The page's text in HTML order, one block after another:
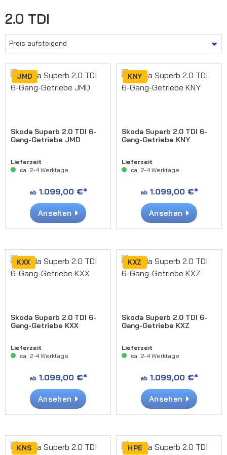
2.0 TDI
JMD
Skoda Superb 2.0 TDI 6-
Gang-Getriebe JMD
Lieferzeit
ca. 2-4 Werktage
ab1.099,00 €*
Ansehen
KNY
Skoda Superb 2.0 TDI 6-
Gang-Getriebe KNY
Lieferzeit
ca. 2-4 Werktage
ab1.099,00 €*
Ansehen
KXX
Skoda Superb 2.0 TDI 6-
Gang-Getriebe KXX
Lieferzeit
ca. 2-4 Werktage
ab1.099,00 €*
Ansehen
KXZ
Skoda Superb 2.0 TDI 6-
Gang-Getriebe KXZ
Lieferzeit
ca. 2-4 Werktage
ab1.099,00 €*
Ansehen
KNS HPE